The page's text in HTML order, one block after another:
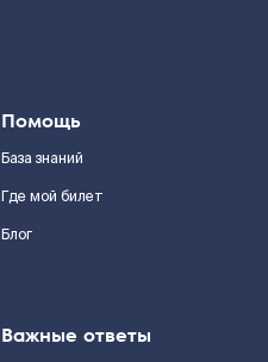
Помощь
База знаний
Где мой билет
Блог
Важные ответы